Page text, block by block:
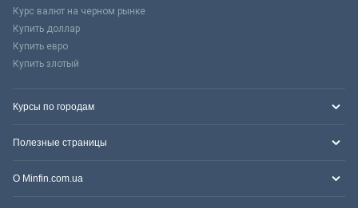
Курс валют на черном рынке
Купить доллар
Купить евро
Купить злотый
Курсы по городам
Полезные страницы
О Minfin.com.ua